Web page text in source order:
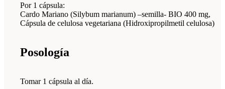
Por 1 cápsula:
Cardo Mariano (Silybum marianum) –semilla- BIO 400 mg,
Cápsula de celulosa vegetariana (Hidroxipropilmetil celulosa)
Posología
Tomar 1 cápsula al día.